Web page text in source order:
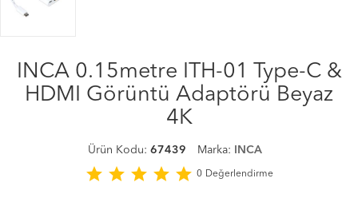
INCA 0.15metre ITH-01 Type-C &
HDMI Görüntü Adaptörü Beyaz
4K
Ürün Kodu: 67439 Marka: INCA
star star star star star 0 Değerlendirme